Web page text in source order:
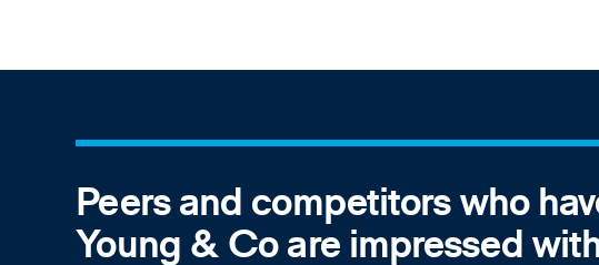
D Young & Co
considering